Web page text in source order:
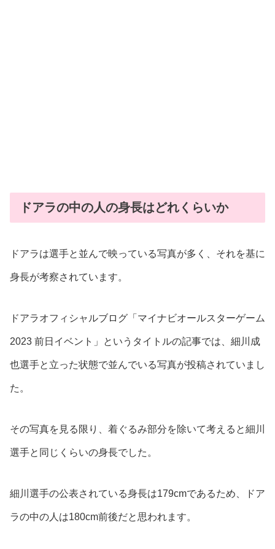
ドアラの中の人の身長はどれくらいか
ドアラは選手と並んで映っている写真が多く、それを基に
身長が考察されています。
ドアラオフィシャルブログ「マイナビオールスターゲーム
2023 前日イベント」というタイトルの記事では、細川成
也選手と立った状態で並んでいる写真が投稿されていまし
た。
その写真を見る限り、着ぐるみ部分を除いて考えると細川
選手と同じくらいの身長でした。
細川選手の公表されている身長は179cmであるため、ドア
ラの中の人は180cm前後だと思われます。